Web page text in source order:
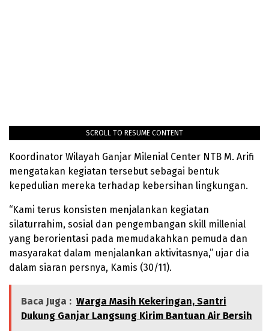
SCROLL TO RESUME CONTENT
Koordinator Wilayah Ganjar Milenial Center NTB M. Arifi
mengatakan kegiatan tersebut sebagai bentuk
kepedulian mereka terhadap kebersihan lingkungan.
“Kami terus konsisten menjalankan kegiatan
silaturrahim, sosial dan pengembangan skill millenial
yang berorientasi pada memudakahkan pemuda dan
masyarakat dalam menjalankan aktivitasnya,” ujar dia
dalam siaran persnya, Kamis (30/11).
Baca Juga : Warga Masih Kekeringan, Santri
Dukung Ganjar Langsung Kirim Bantuan Air Bersih